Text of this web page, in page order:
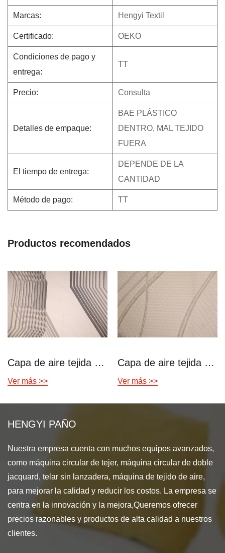
Marcas: Hengyi Textil
Certificado: OEKO
Condiciones de pago y
entrega:
TT
Precio: Consulta
Detalles de empaque:
BAE PLÁSTICO
DENTRO, MAL TEJIDO
FUERA
El tiempo de entrega:
DEPENDE DE LA
CANTIDAD
Método de pago: TT
Productos recomendados
Capa de aire tejida clásica marrón
Ver más >>
Capa de aire tejida clásica marrón
Ver más >>
HENGYI PAÑO
Nuestra empresa cuenta con muchos equipos avanzados,
como máquina circular de tejer, máquina circular de doble
jacquard, telar sin lanzadera, máquina de tejido de aire,
para mejorar la calidad y reducir los costos. La empresa se
centra en la innovación y la mejora,Queremos ofrecer
precios razonables y productos de alta calidad a nuestros
clientes.